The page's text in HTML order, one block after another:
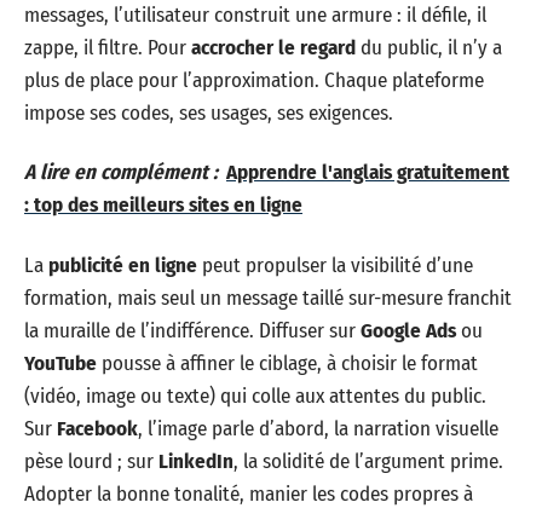
messages, l’utilisateur construit une armure : il défile, il
zappe, il filtre. Pouraccrocher le regarddu public, il n’y a
plus de place pour l’approximation. Chaque plateforme
impose ses codes, ses usages, ses exigences.
A lire en complément : Apprendre l'anglais gratuitement
: top des meilleurs sites en ligne
Lapublicité en ligne peut propulser la visibilité d’une
formation, mais seul un message taillé sur-mesure franchit
la muraille de l’indifférence. Diffuser surGoogle Adsou
YouTube pousse à affiner le ciblage, à choisir le format
(vidéo, image ou texte) qui colle aux attentes du public.
Sur Facebook, l’image parle d’abord, la narration visuelle
pèse lourd ; sur LinkedIn, la solidité de l’argument prime.
Adopter la bonne tonalité, manier les codes propres à